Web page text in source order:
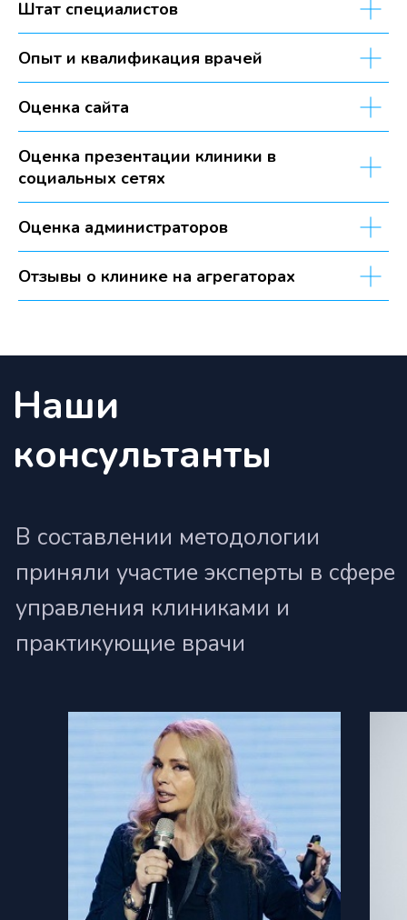
Штат специалистов
Опыт и квалификация врачей
Оценка сайта
Оценка презентации клиники в
социальных сетях
Оценка администраторов
Отзывы о клинике на агрегаторах
консультанты
приняли участие эксперты в сфере
практикующие врачи
Номинации